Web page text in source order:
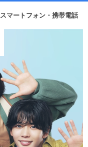
スマートフォン・携帯電話